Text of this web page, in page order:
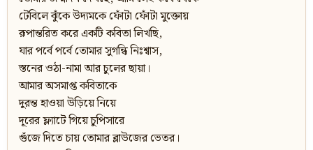
টেবিলে ঝুঁকে উদ্যমকে ফোঁটা ফোঁটা মুক্তোয়
রূপান্তরিত করে একটি কবিতা লিখছি,
যার পর্বে পর্বে তোমার সুগন্ধি নিঃশ্বাস,
স্তনের ওঠা-নামা আর চুলের ছায়া।
আমার অসমাপ্ত কবিতাকে
দুরন্ত হাওয়া উড়িয়ে নিয়ে
দূরের ফ্ল্যাটে গিয়ে চুপিসারে
গুঁজে দিতে চায় তোমার ব্লাউজের ভেতর।